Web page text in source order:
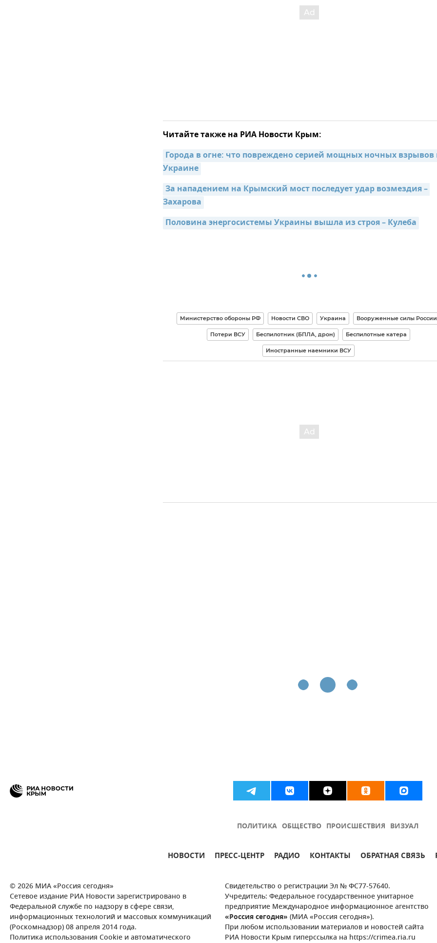
Читайте также на РИА Новости Крым:
Города в огне: что повреждено серией мощных ночных взрывов
Украине
За нападением на Крымский мост последует удар возмездия –
Захарова
Половина энергосистемы Украины вышла из строя – Кулеба
Министерство обороны РФ Новости СВО Украина Вооруженные силы России
Потери ВСУ Беспилотник (БПЛА, дрон) Беспилотные катера
Иностранные наемники ВСУ
ПОЛИТИКА ОБЩЕСТВО ПРОИСШЕСТВИЯ ВИЗУАЛ
НОВОСТИ ПРЕСС-ЦЕНТР РАДИО КОНТАКТЫ ОБРАТНАЯ СВЯЗЬ
© 2026 МИА «Россия сегодня»
Сетевое издание РИА Новости зарегистрировано в
Федеральной службе по надзору в сфере связи,
информационных технологий и массовых коммуникаций
(Роскомнадзор) 08 апреля 2014 года.
Политика использования Cookie и автоматического
Свидетельство о регистрации Эл № ФС77-57640.
Учредитель: Федеральное государственное унитарное
предприятие Международное информационное агентство
«Россия сегодня» (МИА «Россия сегодня»).
При любом использовании материалов и новостей сайта
РИА Новости Крым гиперссылка на https://crimea.ria.ru